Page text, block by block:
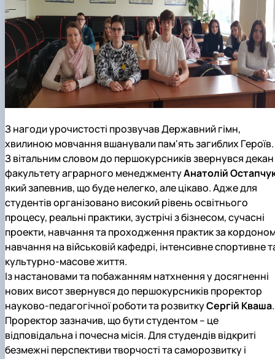
З нагоди урочистості прозвучав Державний гімн,
хвилиною мовчання вшанували пам'ять загиблих Героїв.
З вітальним словом до першокурсників звернувся декан
факультету аграрного менеджментуАнатолій
який запевнив, що буде нелегко, але цікаво. Адже для
студентів організовано високий рівень освітнього
процесу, реальні практики, зустрічі з бізнесом, cучасні
проекти, навчання та проходження практик за
навчання на військовій кафедрі, інтенсивне спортивне
культурно-масове життя.
Із настановами та побажанням натхнення у досягненні
нових висот звернувся до першокурсників проректор
науково-педагогічної роботи та розвиткуСергій Кваша.
Проректор зазначив, що бути студентом – це
відповідальна і почесна місія. Для студендів відкриті
безмежні перспективи творчості та саморозвитку і